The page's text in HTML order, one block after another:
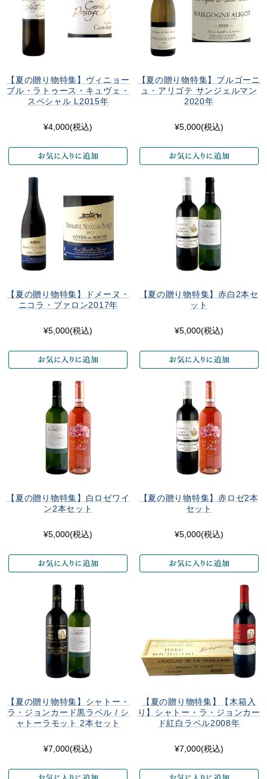
【夏の贈り物特集】ヴィニョー
ブル・ラトゥース・キュヴェ・
スペシャル L2015年
¥4,000(税込)
【夏の贈り物特集】ブルゴーニ
ュ・アリゴテ サンジェルマン
2020年
¥5,000(税込)
【夏の贈り物特集】ドメーヌ・
ニコラ・ブァロン2017年
¥5,000(税込)
【夏の贈り物特集】赤白2本セ
ット
¥5,000(税込)
【夏の贈り物特集】白ロゼワイ
ン2本セット
¥5,000(税込)
【夏の贈り物特集】赤ロゼ2本
セット
¥5,000(税込)
【夏の贈り物特集】シャトー・
ラ・ジョンカード黒ラベル / シ
ャトーラモット 2本セット
¥7,000(税込)
【夏の贈り物特集】【木箱入
り】シャトー・ラ・ジョンカー
ド紅白ラベル2008年
¥7,000(税込)